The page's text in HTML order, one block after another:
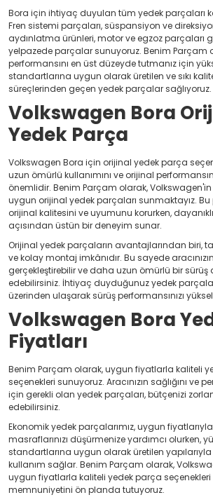
Bora için ihtiyaç duyulan tüm yedek parçaları
Fren sistemi parçaları, süspansiyon ve
aydınlatma ürünleri, motor ve egzoz parçaları
yelpazede parçalar sunuyoruz. Benim Parçam
performansını en üst düzeyde tutmanız için
standartlarına uygun olarak üretilen ve sıkı
süreçlerinden geçen yedek parçalar sağlıyoruz.
Volkswagen Bora
Yedek Parça
Volkswagen Bora için orijinal yedek parça
uzun ömürlü kullanımını ve orijinal
önemlidir. Benim Parçam olarak,
uygun orijinal yedek parçaları sunmaktayız. Bu
orijinal kalitesini ve uyumunu korurken,
açısından üstün bir deneyim sunar.
Orijinal yedek parçaların avantajlarından biri,
ve kolay montaj imkânıdır. Bu sayede
gerçekleştirebilir ve daha uzun ömürlü bir sürüş
edebilirsiniz. İhtiyaç duyduğunuz yedek
üzerinden ulaşarak sürüş performansınızı
Volkswagen Bora
Fiyatları
Benim Parçam olarak, uygun fiyatlarla kaliteli
seçenekleri sunuyoruz. Aracınızın sağlığını ve
için gerekli olan yedek parçaları, bütçenizi
edebilirsiniz.
Ekonomik yedek parçalarımız, uygun
masraflarınızı düşürmenize yardımcı olurken,
standartlarına uygun olarak üretilen
kullanım sağlar. Benim Parçam olarak,
uygun fiyatlarla kaliteli yedek parça
memnuniyetini ön planda tutuyoruz.